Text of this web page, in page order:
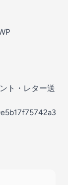
ト・レター送